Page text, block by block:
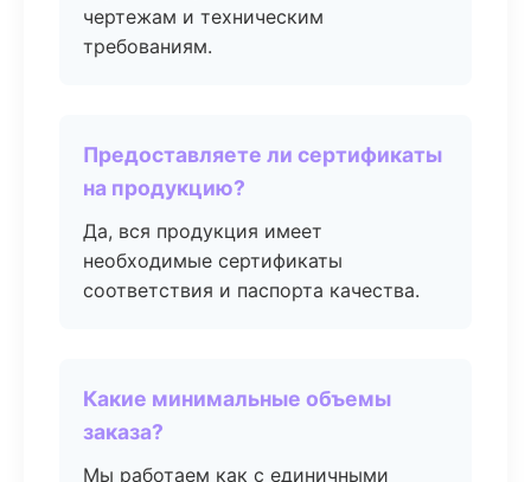
чертежам и техническим
требованиям.
Предоставляете ли сертификаты
на продукцию?
Да, вся продукция имеет
необходимые сертификаты
соответствия и паспорта качества.
Какие минимальные объемы
заказа?
Мы работаем как с единичными